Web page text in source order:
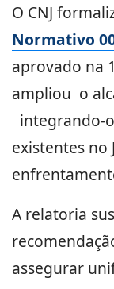
O CNJ
Normativo
aprovado na
ampliou o
integrando-
existentes no
A relatoria
assegurar